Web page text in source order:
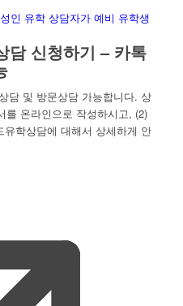
담 신청하기 – 카톡
담 및 방문상담 가능합니다. 상
를 온라인으로 작성하시고, (2)
학상담에 대해서 상세하게 안